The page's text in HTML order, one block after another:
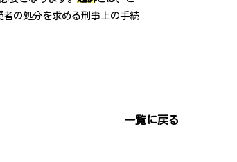
の処分を求める刑事上の手続
一覧に戻る